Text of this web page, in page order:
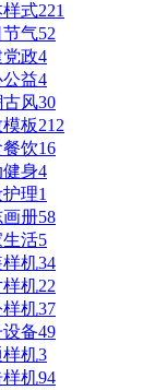
式221
气52
政4
益4
古风30
板212
餐饮16
身4
理1
册58
生活5
样机34
机22
样机37
备49
机3
样机94